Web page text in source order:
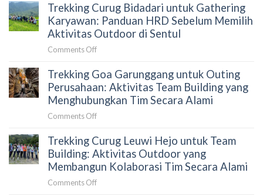
Perusahaan
Sentul:
Paket,
Menyusun
Proposal
yang
Tepat
HRD
Trekking Curug Bidadari untuk Gathering
Karyawan: Panduan HRD Sebelum Memilih
Aktivitas Outdoor di Sentul
Comments Offon
Curug
Bidadari
untuk
Gathering
HRD
Sebelum
Memilih
Aktivitas
Trekking Goa Garunggang untuk Outing
Perusahaan: Aktivitas Team Building yang
Menghubungkan Tim Secara Alami
Comments Offon
Goa
Garunggang
untuk
Trekking Curug Leuwi Hejo untuk Team
Building: Aktivitas Outdoor yang
Membangun Kolaborasi Tim Secara Alami
Comments Offon